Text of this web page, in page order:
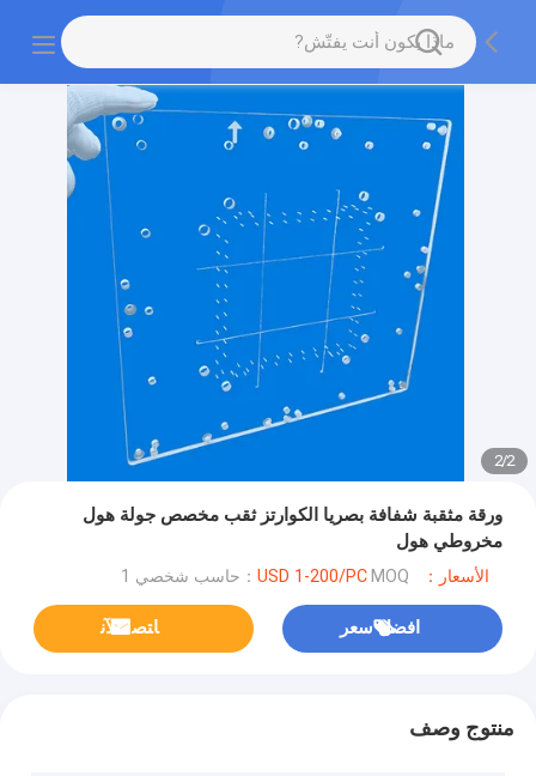
2
/
2
ورقة مثقبة شفافة بصريا الكوارتز ثقب مخصص جولة هول
مخروطي هول
الأسعار：USD 1-200/PC MOQ：حاسب شخصي 1
افضل سعر ﺎﺘﺼﻟ ﺍﻶﻧ
منتوج وصف